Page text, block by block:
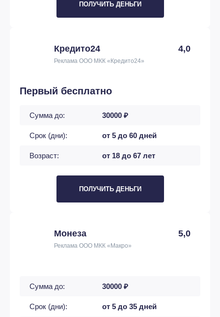
ПОЛУЧИТЬ ДЕНЬГИ
Кредито24 4,0
Реклама ООО МКК «Кредито24»
Первый бесплатно
Сумма до: 30000 ₽
Срок (дни): от 5 до 60 дней
Возраст: от 18 до 67 лет
ПОЛУЧИТЬ ДЕНЬГИ
Монеза 5,0
Реклама ООО МКК «Макро»
Сумма до: 30000 ₽
Срок (дни): от 5 до 35 дней